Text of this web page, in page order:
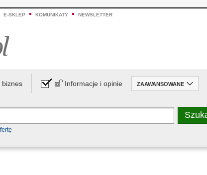
E-SKLEP KOMUNIKATY NEWSLETTER
biznes Informacje i opinie ZAAWANSOWANE